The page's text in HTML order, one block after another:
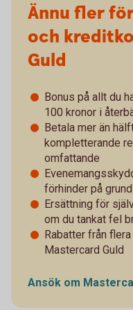
Ännu fler
och
Guld
Bonus på allt du
100 kronor i
Betala mer än
kompletterande
omfattande
förhinder på
Ersättning för
om du tankat fel
Rabatter från
Mastercard Guld
Ansök om